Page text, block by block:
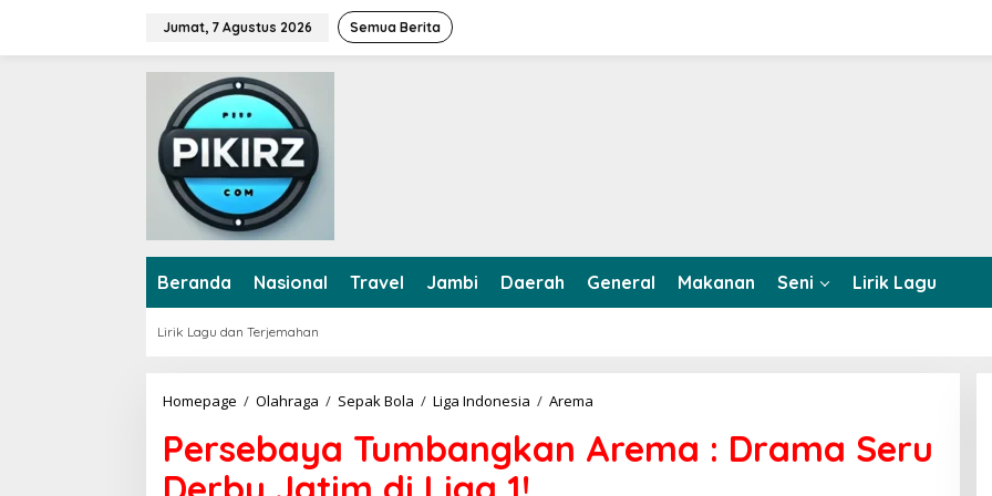
w
Jumat, 7 Agustus 2026 Semua Berita
Beranda Nasional Travel Jambi Daerah General Makanan Seni Lirik Lagu
Lirik Lagu dan Terjemahan
Homepage / Olahraga / Sepak Bola / Liga Indonesia / Arema
r
Persebaya Tumbangkan Arema : Drama Seru